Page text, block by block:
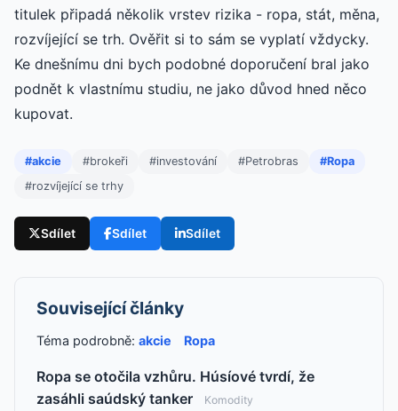
titulek připadá několik vrstev rizika - ropa, stát, měna,
rozvíjející se trh. Ověřit si to sám se vyplatí vždycky.
Ke dnešnímu dni bych podobné doporučení bral jako
podnět k vlastnímu studiu, ne jako důvod hned něco
kupovat.
#akcie #brokeři #investování #Petrobras
#Ropa
#rozvíjející se trhy
Sdílet Sdílet Sdílet
Související články
Téma podrobně: akcie Ropa
Ropa se otočila vzhůru. Húsíové tvrdí, že
zasáhli saúdský tanker
Komodity